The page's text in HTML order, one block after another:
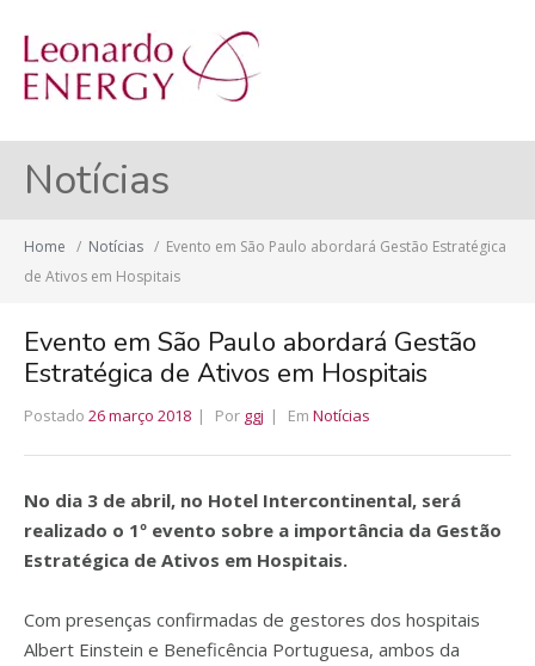
Notícias
Home / Notícias / Evento em São Paulo abordará Gestão Estratégica
de Ativos em Hospitais
Evento em São Paulo abordará Gestão
Estratégica de Ativos em Hospitais
Postado 26 março 2018 Por ggj Em Notícias
No dia 3 de abril, no Hotel Intercontinental, será
realizado o 1º evento sobre a importância da Gestão
Estratégica de Ativos em Hospitais.
Com presenças confirmadas de gestores dos hospitais
Albert Einstein e Beneficência Portuguesa, ambos da